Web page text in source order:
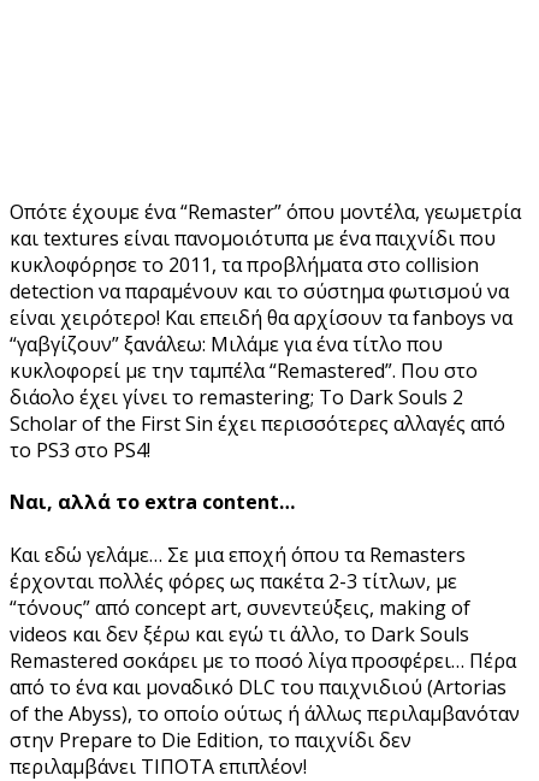
Οπότε έχουμε ένα “Remaster” όπου μοντέλα, γεωμετρία
και textures είναι πανομοιότυπα με ένα παιχνίδι που
κυκλοφόρησε το 2011, τα προβλήματα στο collision
detection να παραμένουν και το σύστημα φωτισμού να
είναι χειρότερο! Και επειδή θα αρχίσουν τα fanboys να
“γαβγίζουν” ξανάλεω: Μιλάμε για ένα τίτλο που
κυκλοφορεί με την ταμπέλα “Remastered”. Που στο
διάολο έχει γίνει το remastering; Το Dark Souls 2
Scholar of the First Sin έχει περισσότερες αλλαγές από
το PS3 στο PS4!
Ναι, αλλά το extra content…
Και εδώ γελάμε… Σε μια εποχή όπου τα Remasters
έρχονται πολλές φόρες ως πακέτα 2-3 τίτλων, με
“τόνους” από concept art, συνεντεύξεις, making of
videos και δεν ξέρω και εγώ τι άλλο, το Dark Souls
Remastered σοκάρει με το ποσό λίγα προσφέρει… Πέρα
από το ένα και μοναδικό DLC του παιχνιδιού (Artorias
of the Abyss), το οποίο ούτως ή άλλως περιλαμβανόταν
στην Prepare to Die Edition, το παιχνίδι δεν
περιλαμβάνει ΤΙΠΟΤΑ επιπλέον!